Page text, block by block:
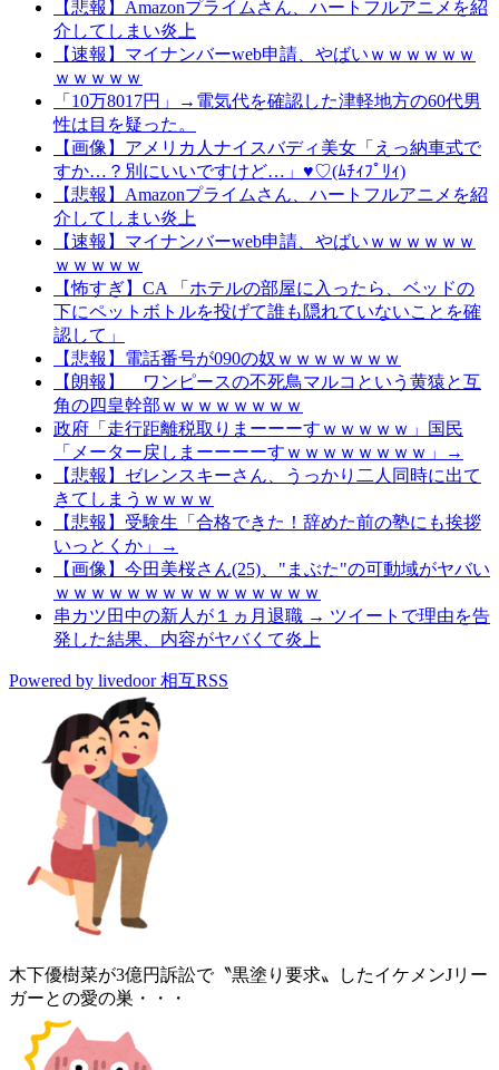
【悲報】Amazonプライムさん、ハートフルアニメを紹
介してしまい炎上
【速報】マイナンバーweb申請、やばいｗｗｗｗｗｗ
ｗｗｗｗｗ
「10万8017円」→電気代を確認した津軽地方の60代男
性は目を疑った。
【画像】アメリカ人ナイスバディ美女「えっ納車式で
すか…？別にいいですけど…」♥♡(ﾑﾁｨﾌﾟﾘｨ)
【悲報】Amazonプライムさん、ハートフルアニメを紹
介してしまい炎上
【速報】マイナンバーweb申請、やばいｗｗｗｗｗｗ
ｗｗｗｗｗ
【怖すぎ】CA 「ホテルの部屋に入ったら、ベッドの
下にペットボトルを投げて誰も隠れていないことを確
認して」
【悲報】電話番号が090の奴ｗｗｗｗｗｗｗ
【朗報】 ワンピースの不死鳥マルコという黄猿と互
角の四皇幹部ｗｗｗｗｗｗｗｗ
政府「走行距離税取りまーーーすｗｗｗｗｗ」国民
「メーター戻しまーーーーすｗｗｗｗｗｗｗｗ」→
【悲報】ゼレンスキーさん、うっかり二人同時に出て
きてしまうｗｗｗｗ
【悲報】受験生「合格できた！辞めた前の塾にも挨拶
いっとくか」→
【画像】今田美桜さん(25)、"まぶた"の可動域がヤバい
ｗｗｗｗｗｗｗｗｗｗｗｗｗｗｗ
串カツ田中の新人が１ヵ月退職 → ツイートで理由を告
発した結果、内容がヤバくて炎上
Powered by livedoor 相互RSS
木下優樹菜が3億円訴訟で〝黒塗り要求〟したイケメンJリー
ガーとの愛の巣・・・